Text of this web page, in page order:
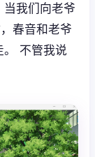
我们向老爷
春音和老爷
。 不管我说